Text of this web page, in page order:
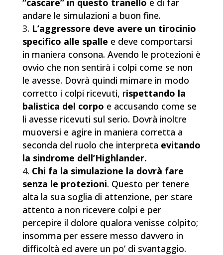
“cascare” in questo tranello e di far
andare le simulazioni a buon fine.
L’aggressore deve avere un tirocinio
specifico alle spalle e deve comportarsi
in maniera consona. Avendo le protezioni è
ovvio che non sentirà i colpi come se non
le avesse. Dovrà quindi mimare in modo
corretto i colpi ricevuti, rispettando la
balistica del corpo e accusando come se
li avesse ricevuti sul serio. Dovrà inoltre
muoversi e agire in maniera corretta a
seconda del ruolo che interpreta evitando
la sindrome dell’Highlander.
Chi fa la simulazione la dovrà fare
senza le protezioni. Questo per tenere
alta la sua soglia di attenzione, per stare
attento a non ricevere colpi e per
percepire il dolore qualora venisse colpito;
insomma per essere messo davvero in
difficoltà ed avere un po’ di svantaggio.